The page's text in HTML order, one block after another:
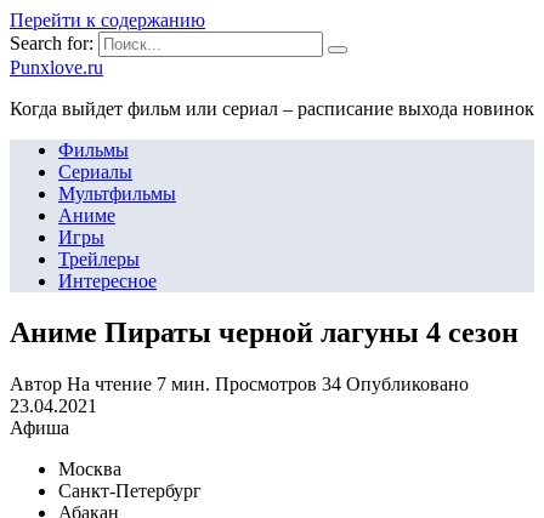
Перейти к содержанию
Search for:
Punxlove.ru
Когда выйдет фильм или сериал – расписание выхода новинок
Фильмы
Сериалы
Мультфильмы
Аниме
Игры
Трейлеры
Интересное
Аниме Пираты черной лагуны 4 сезон
Автор На чтение 7 мин. Просмотров 34 Опубликовано
23.04.2021
Афиша
Москва
Санкт-Петербург
Абакан